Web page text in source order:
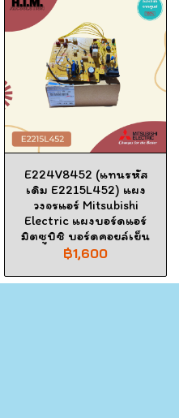
E224V8452 (แทนรหัส
เดิม E2215L452) แผง
วงจรแอร์ Mitsubishi
Electric แผงบอร์ดแอร์
มิตซูบิชิ บอร์ดคอยล์เย็น
฿1,600